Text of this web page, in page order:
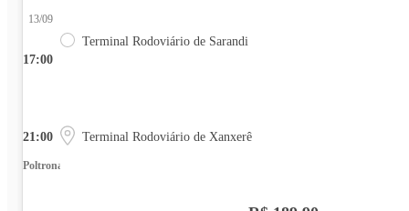
17:00
13/09
Terminal Rodoviário de Sarandi
21:00 Terminal Rodoviário de Xanxerê
Poltrona